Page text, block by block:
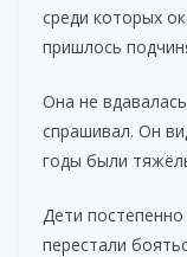
среди которых
пришлось
Она не
спрашивал. Он
годы были
Дети
перестали